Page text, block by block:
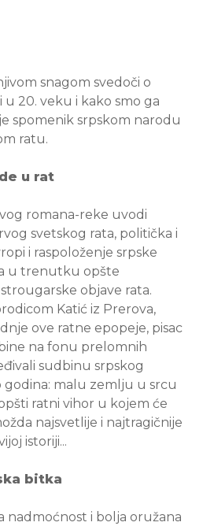
snagom svedoči o
20. veku i kako smo ga
je spomenik srpskom narodu
ratu.
u rat
romana-reke uvodi
svetskog rata, politička i
i raspoloženje srpske
u trenutku opšte
objave rata.
Katić iz Prerova,
ove ratne epopeje, pisac
na fonu prelomnih
sudbinu srpskog
godina: malu zemlju u srcu
ratni vihor u kojem će
najsvetlije i najtragičnije
istoriji...
bitka
nadmoćnost i bolja oružana